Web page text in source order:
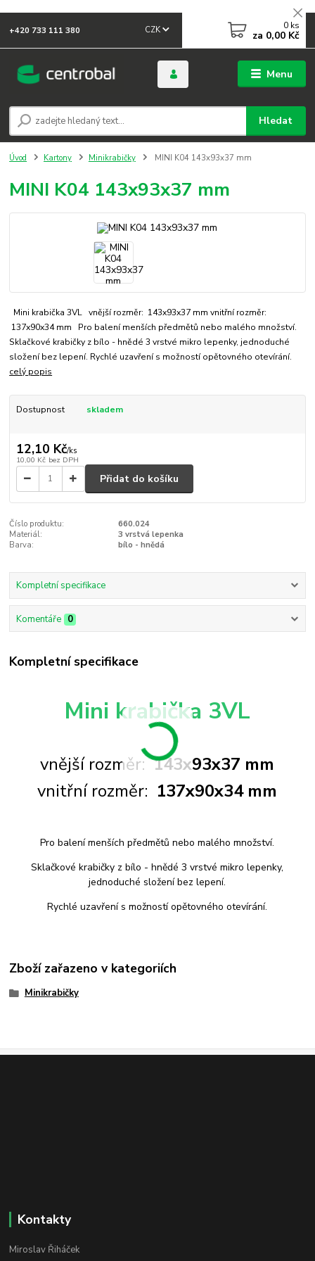
Menu
CZK
Hledat
+420 733 111 380 0 ks
za 0,00 Kč
Úvod Kartony Minikrabičky MINI K04 143x93x37 mm
MINI K04 143x93x37 mm
Mini krabička 3VL vnější rozměr: 143x93x37 mm vnitřní rozměr:
137x90x34 mm Pro balení menších předmětů nebo malého množství.
Sklačkové krabičky z bílo - hnědé 3 vrstvé mikro lepenky, jednoduché
složení bez lepení. Rychlé uzavření s možností opětovného otevírání.
celý popis
Dostupnost skladem
12,10 Kč/ks
10,00 Kč bez DPH
Přidat do košíku
Číslo produktu:
660.024
Materiál:
3 vrstvá lepenka
Barva:
bílo - hnědá
Kompletní specifikace
Komentáře 0
Kompletní specifikace
Mini krabička 3VL
vnější rozměr:143x93x37 mm
vnitřní rozměr: 137x90x34 mm
Pro balení menších předmětů nebo malého množství.
Sklačkové krabičky z bílo - hnědé 3 vrstvé mikro lepenky,
jednoduché složení bez lepení.
Rychlé uzavření s možností opětovného otevírání.
Zboží zařazeno v kategoriích
Minikrabičky
Kontakty
Miroslav Řiháček